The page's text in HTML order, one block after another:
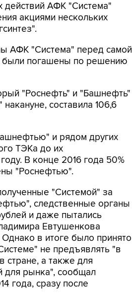
действий АФК "Система"
акциями нескольких
АФК "Система" перед самой
были погашены по решению
"Роснефть" и "Башнефть"
составила 106,6
и рядом других
ТЭКа до их
В конце 2016 года 50%
"Роснефтью".
"Системой" за
следственные органы
и даже пытались
Евтушенкова
Однако в итоге было принято
не предъявлять "в
стране, а также для
для рынка", сообщал
года, сразу после